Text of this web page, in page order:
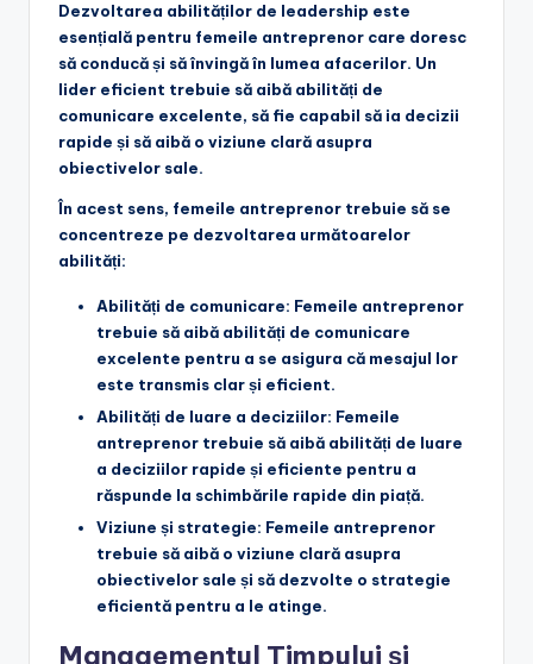
Dezvoltarea abilităților de leadership este
esențială pentru femeile antreprenor care doresc
să conducă și să învingă în lumea afacerilor. Un
lider eficient trebuie să aibă abilități de
comunicare excelente, să fie capabil să ia decizii
rapide și să aibă o viziune clară asupra
obiectivelor sale.
În acest sens, femeile antreprenor trebuie să se
concentreze pe dezvoltarea următoarelor
abilități:
Abilități de comunicare: Femeile antreprenor
trebuie să aibă abilități de comunicare
excelente pentru a se asigura că mesajul lor
este transmis clar și eficient.
Abilități de luare a deciziilor: Femeile
antreprenor trebuie să aibă abilități de luare
a deciziilor rapide și eficiente pentru a
răspunde la schimbările rapide din piață.
Viziune și strategie: Femeile antreprenor
trebuie să aibă o viziune clară asupra
obiectivelor sale și să dezvolte o strategie
eficientă pentru a le atinge.
Managementul Timpului și